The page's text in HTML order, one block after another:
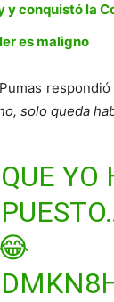
conquistó la
es maligno
solo queda
YO